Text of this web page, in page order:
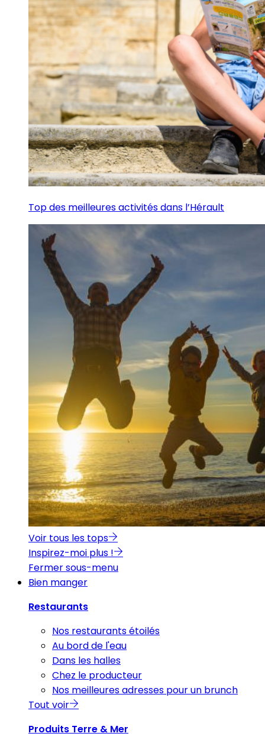
Top des meilleures activités dans l’Hérault
Voir tous les tops
Inspirez-moi plus !
Fermer sous-menu
Bien manger
Restaurants
Nos restaurants étoilés
Au bord de l'eau
Dans les halles
Chez le producteur
Nos meilleures adresses pour un brunch
Tout voir
Produits Terre & Mer